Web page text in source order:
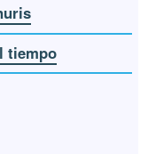
tiempo